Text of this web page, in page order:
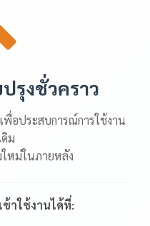
รุงชั่วคราว
อประสบการณ์การใช้งาน
ม
หม่ในภายหลัง
าใช้งานได้ที่: